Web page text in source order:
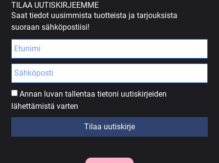
TILAA UUTISKIRJEEMME
Saat tiedot uusimmista tuotteista ja tarjouksista
suoraan sähköpostiisi!
Annan luvan tallentaa tietoni uutiskirjeiden
lähettämistä varten
Tilaa uutiskirje